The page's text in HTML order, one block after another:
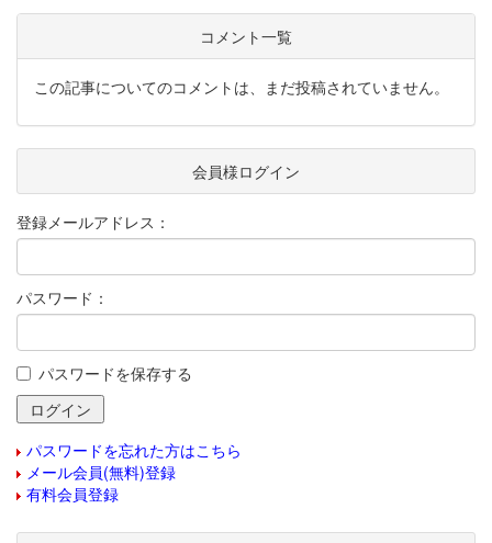
コメント一覧
この記事についてのコメントは、まだ投稿されていません。
会員様ログイン
登録メールアドレス：
パスワード：
パスワードを保存する
パスワードを忘れた方はこちら
メール会員(無料)登録
有料会員登録